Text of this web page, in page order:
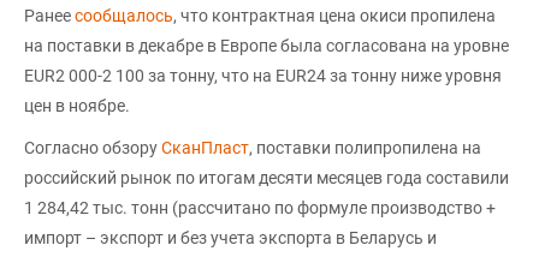
Ранеесообщалось, что контрактная цена окиси пропилена
на поставки в декабре в Европе была согласована на уровне
EUR2 000-2 100 за тонну, что на EUR24 за тонну ниже уровня
цен в ноябре.
Согласно обзоруСканПласт, поставки полипропилена на
российский рынок по итогам десяти месяцев года составили
1 284,42 тыс. тонн (рассчитано по формуле производство +
импорт – экспорт и без учета экспорта в Беларусь и